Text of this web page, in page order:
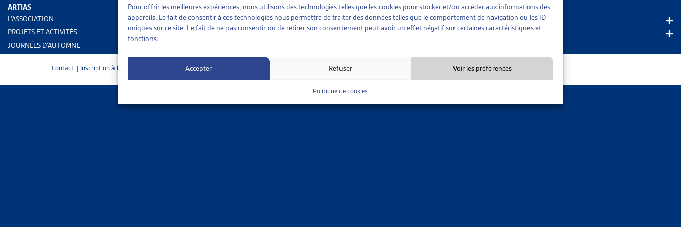
Pour offrir les meilleures expériences, nous utilisons des technologies telles que les cookies pour stocker et/ou accéder aux informations des
appareils. Le fait de consentir à ces technologies nous permettra de traiter des données telles que le comportement de navigation ou les ID
uniques sur ce site. Le fait de ne pas consentir ou de retirer son consentement peut avoir un effet négatif sur certaines caractéristiques et
fonctions.
Accepter Refuser Voir les préférences
Politique de cookies
ARTIAS
L’ASSOCIATION
PROJETS ET ACTIVITÉS
JOURNÉES D’AUTOMNE
Contact | Inscription à la Newsletter
PMEDA suffisent déjà à ordonner une nouvelle expertise de la personne assurée ou pour demander une expertise judiciaire.En savoir plus